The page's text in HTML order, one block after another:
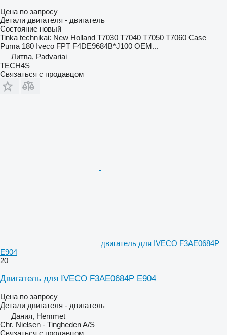
Цена по запросу
Детали двигателя - двигатель
Состояние новый
Tinka technikai: New Holland T7030 T7040 T7050 T7060 Case
Puma 180 Iveco FPT F4DE9684B*J100 OEM...
Литва, Padvariai
TECH4S
Связаться с продавцом
двигатель для IVECO F3AE0684P
E904
20
Двигатель для IVECO F3AE0684P E904
Цена по запросу
Детали двигателя - двигатель
Дания, Hemmet
Chr. Nielsen - Tingheden A/S
Связаться с продавцом